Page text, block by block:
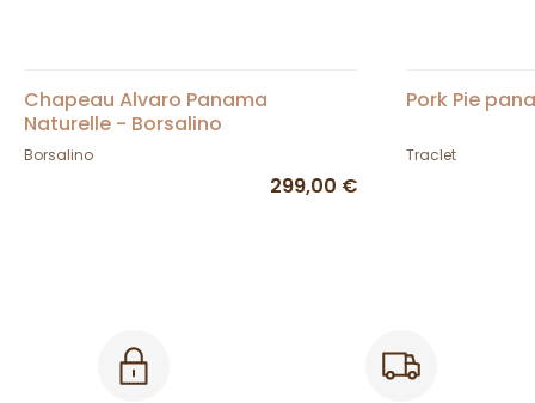
Chapeau Alvaro Panama
Naturelle - Borsalino
Borsalino
299,00 €
Pork Pie
Traclet